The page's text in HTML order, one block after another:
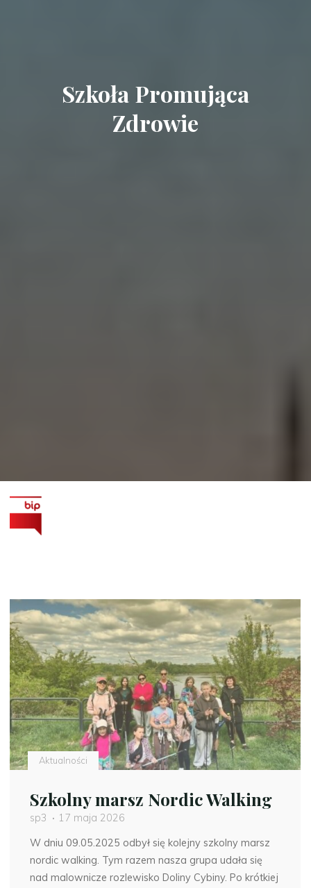
Szkoła Promująca
Zdrowie
Aktualności
Szkolny marsz Nordic Walking
sp3
17 maja 2026
W dniu 09.05.2025 odbył się kolejny szkolny marsz
nordic walking. Tym razem nasza grupa udała się
nad malownicze rozlewisko Doliny Cybiny. Po krótkiej